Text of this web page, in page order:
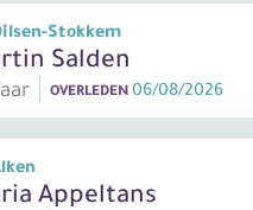
Salden
Stokkem
OVERLEDEN 06/08/2026
Appeltans